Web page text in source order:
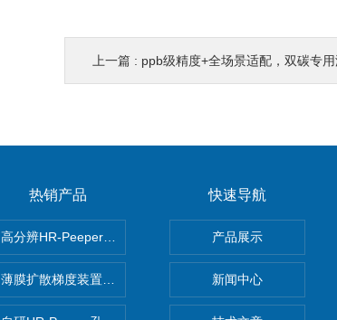
上一篇 : ppb级精度+全场景适配，双碳专用温室气体分析仪革
热销产品
高分辨HR-Peeper采样器孔隙水采集30+溶解态
薄膜扩散梯度装置 Agl DGT
快速导航
产品展示
新闻中心